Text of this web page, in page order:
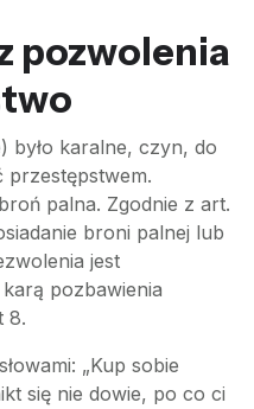
pozwolenia
było karalne, czyn, do
przestępstwem.
palna. Zgodnie z art.
broni palnej lub
jest
pozbawienia
8.
„Kup sobie
się nie dowie, po co ci